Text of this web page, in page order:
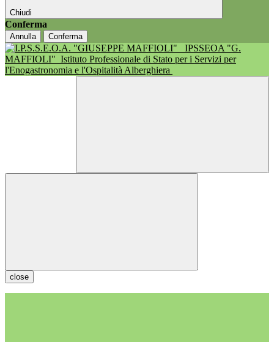
Chiudi
Conferma
Annulla Conferma
IPSSEOA "G.
MAFFIOLI" Istituto Professionale di Stato per i Servizi per
l'Enogastronomia e l'Ospitalità Alberghiera
close